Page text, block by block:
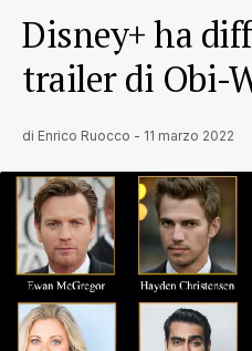
Disney+ ha
trailer di Obi-
di Enrico Ruocco - 11 marzo 2022